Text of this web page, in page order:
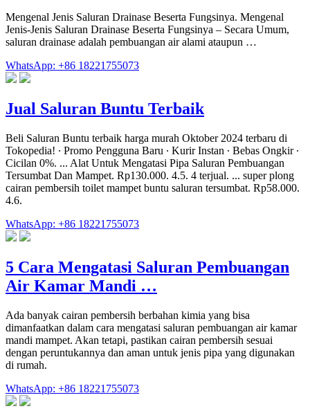
Mengenal Jenis Saluran Drainase Beserta Fungsinya. Mengenal
Jenis-Jenis Saluran Drainase Beserta Fungsinya – Secara Umum,
saluran drainase adalah pembuangan air alami ataupun …
WhatsApp: +86 18221755073
Jual Saluran Buntu Terbaik
Beli Saluran Buntu terbaik harga murah Oktober 2024 terbaru di
Tokopedia! ∙ Promo Pengguna Baru ∙ Kurir Instan ∙ Bebas Ongkir ∙
Cicilan 0%. ... Alat Untuk Mengatasi Pipa Saluran Pembuangan
Tersumbat Dan Mampet. Rp130.000. 4.5. 4 terjual. ... super plong
cairan pembersih toilet mampet buntu saluran tersumbat. Rp58.000.
4.6.
WhatsApp: +86 18221755073
5 Cara Mengatasi Saluran Pembuangan
Air Kamar Mandi …
Ada banyak cairan pembersih berbahan kimia yang bisa
dimanfaatkan dalam cara mengatasi saluran pembuangan air kamar
mandi mampet. Akan tetapi, pastikan cairan pembersih sesuai
dengan peruntukannya dan aman untuk jenis pipa yang digunakan
di rumah.
WhatsApp: +86 18221755073